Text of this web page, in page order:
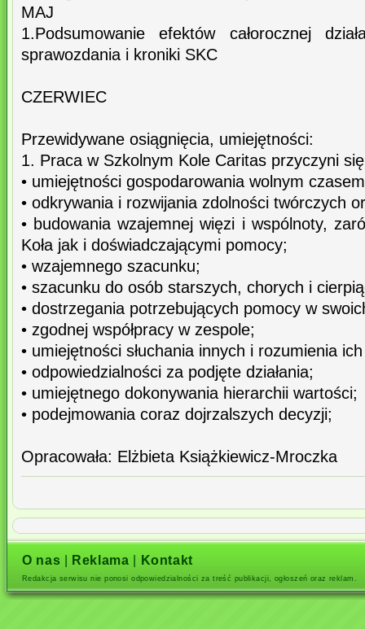
MAJ
1.Podsumowanie efektów całorocznej
sprawozdania i kroniki SKC
CZERWIEC
Przewidywane osiągnięcia, umiejętności:
1. Praca w Szkolnym Kole Caritas przyczyni
• umiejętności gospodarowania wolnym
• odkrywania i rozwijania zdolności twórczych
• budowania wzajemnej więzi i wspólnoty,
Koła jak i doświadczającymi pomocy;
• wzajemnego szacunku;
• szacunku do osób starszych, chorych i
• dostrzegania potrzebujących pomocy w
• zgodnej współpracy w zespole;
• umiejętności słuchania innych i rozumienia
• odpowiedzialności za podjęte działania;
• umiejętnego dokonywania hierarchii wartości;
• podejmowania coraz dojrzalszych decyzji;
Opracowała: Elżbieta Książkiewicz-Mroczka
O nas Reklama Kontakt
Redakcja serwisu nie ponosi odpowiedzialności za treść publikacji, ogłoszeń oraz reklam.